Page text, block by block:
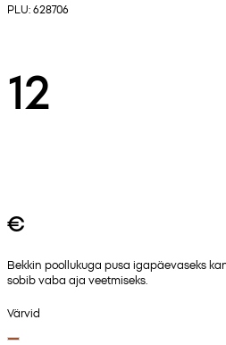
PLU: 628706
12
€
Bekkin poollukuga pusa igapäevaseks
sobib vaba aja veetmiseks.
Värvid